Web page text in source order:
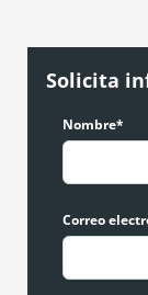
Solicita
Nombre*
Correo